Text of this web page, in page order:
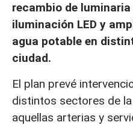
recambio de
iluminación LED y
agua potable en
ciudad.
El plan prevé
distintos sectores de
aquellas arterias y